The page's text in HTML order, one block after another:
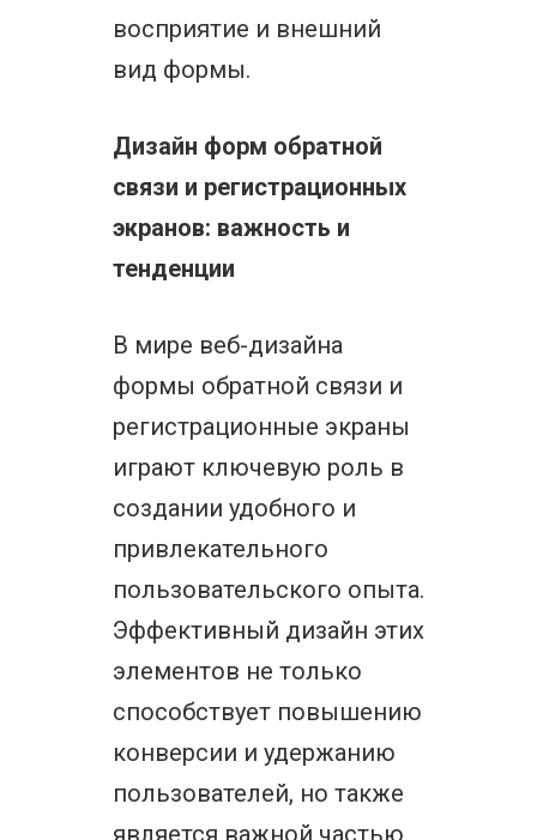
восприятие и внешний
вид формы.
Дизайн форм обратной
связи и регистрационных
экранов: важность и
тенденции
В мире веб-дизайна
формы обратной связи и
регистрационные экраны
играют ключевую роль в
создании удобного и
привлекательного
пользовательского опыта.
Эффективный дизайн этих
элементов не только
способствует повышению
конверсии и удержанию
пользователей, но также
является важной частью